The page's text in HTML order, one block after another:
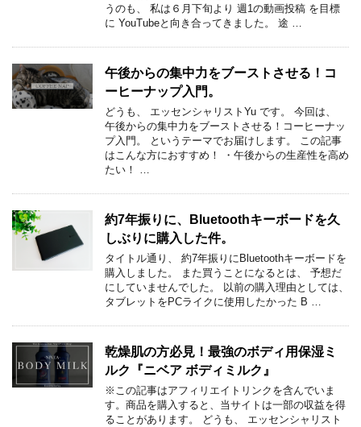
うのも、 私は６月下旬より 週1の動画投稿 を目標
に YouTubeと向き合ってきました。 途 …
午後からの集中力をブーストさせる！コ
ーヒーナップ入門。
どうも、 エッセンシャリストYu です。 今回は、
午後からの集中力をブーストさせる！コーヒーナッ
プ入門。 というテーマでお届けします。 この記事
はこんな方におすすめ！ ・午後からの生産性を高め
たい！ …
約7年振りに、Bluetoothキーボードを久
しぶりに購入した件。
タイトル通り、 約7年振りにBluetoothキーボードを
購入しました。 また買うことになるとは、 予想だ
にしていませんでした。 以前の購入理由としては、
タブレットをPCライクに使用したかった B …
乾燥肌の方必見！最強のボディ用保湿ミ
ルク『ニベア ボディミルク』
※この記事はアフィリエイトリンクを含んでいま
す。商品を購入すると、当サイトは一部の収益を得
ることがあります。 どうも、 エッセンシャリスト